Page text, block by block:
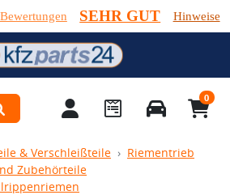
SEHR GUT Hinweise
0
& Verschleißteile
Riementrieb
Zubehörteile